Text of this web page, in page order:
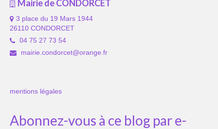
Mairie de CONDORCET
3 place du 19 Mars 1944
26110 CONDORCET
04 75 27 73 54
mairie.condorcet@orange.fr
mentions légales
Abonnez-vous à ce blog par e-